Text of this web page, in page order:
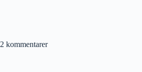
2 kommentarer